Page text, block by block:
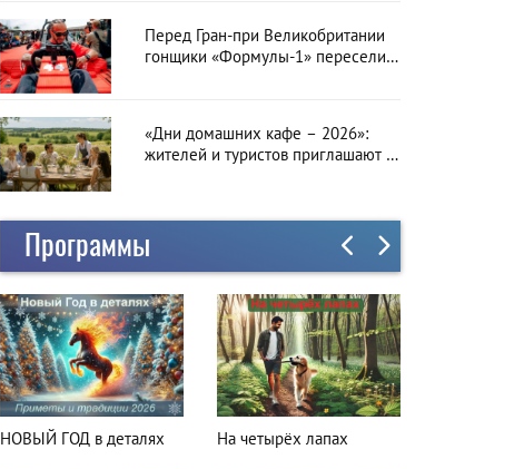
Перед Гран-при Великобритании
гонщики «Формулы-1» пересели
«Дни домашних кафе – 2026»:
жителей и туристов приглашают в
Программы
На четырёх лапах Куда поехать